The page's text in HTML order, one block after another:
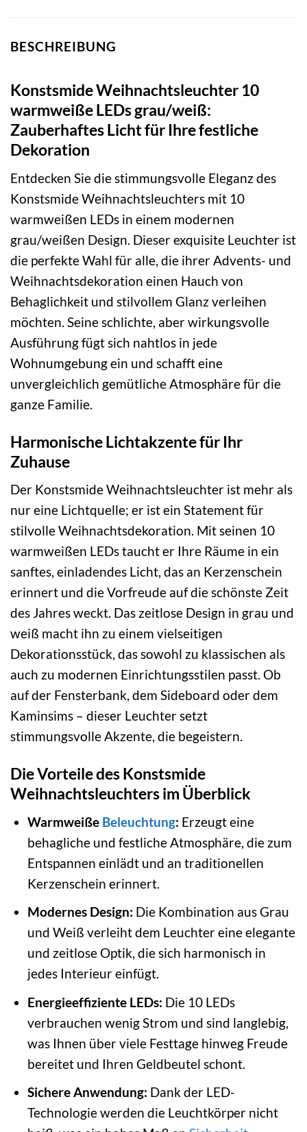
BESCHREIBUNG
Konstsmide Weihnachtsleuchter 10
warmweiße LEDs grau/weiß:
Zauberhaftes Licht für Ihre festliche
Dekoration
Entdecken Sie die stimmungsvolle Eleganz des
Konstsmide Weihnachtsleuchters mit 10
warmweißen LEDs in einem modernen
grau/weißen Design. Dieser exquisite Leuchter ist
die perfekte Wahl für alle, die ihrer Advents- und
Weihnachtsdekoration einen Hauch von
Behaglichkeit und stilvollem Glanz verleihen
möchten. Seine schlichte, aber wirkungsvolle
Ausführung fügt sich nahtlos in jede
Wohnumgebung ein und schafft eine
unvergleichlich gemütliche Atmosphäre für die
ganze Familie.
Harmonische Lichtakzente für Ihr
Zuhause
Der Konstsmide Weihnachtsleuchter ist mehr als
nur eine Lichtquelle; er ist ein Statement für
stilvolle Weihnachtsdekoration. Mit seinen 10
warmweißen LEDs taucht er Ihre Räume in ein
sanftes, einladendes Licht, das an Kerzenschein
erinnert und die Vorfreude auf die schönste Zeit
des Jahres weckt. Das zeitlose Design in grau und
weiß macht ihn zu einem vielseitigen
Dekorationsstück, das sowohl zu klassischen als
auch zu modernen Einrichtungsstilen passt. Ob
auf der Fensterbank, dem Sideboard oder dem
Kaminsims – dieser Leuchter setzt
stimmungsvolle Akzente, die begeistern.
Die Vorteile des Konstsmide
Weihnachtsleuchters im Überblick
Warmweiße Beleuchtung: Erzeugt eine
behagliche und festliche Atmosphäre, die zum
Entspannen einlädt und an traditionellen
Kerzenschein erinnert.
Modernes Design: Die Kombination aus Grau
und Weiß verleiht dem Leuchter eine elegante
und zeitlose Optik, die sich harmonisch in
jedes Interieur einfügt.
Energieeffiziente LEDs: Die 10 LEDs
verbrauchen wenig Strom und sind langlebig,
was Ihnen über viele Festtage hinweg Freude
bereitet und Ihren Geldbeutel schont.
Sichere Anwendung: Dank der LED-
Technologie werden die Leuchtkörper nicht